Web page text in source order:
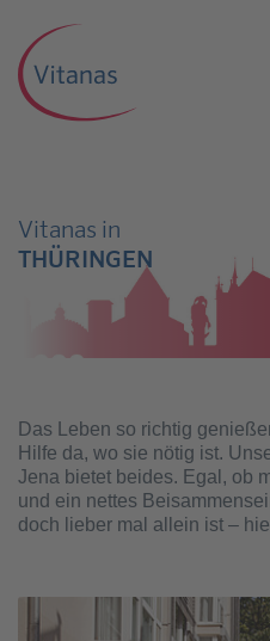
Vitanas in
THÜRINGEN
Das Leben so richtig
Hilfe da, wo sie nötig ist.
Jena bietet beides. Egal, ob
und ein nettes
doch lieber mal allein ist –